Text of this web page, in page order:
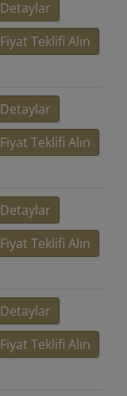
Detaylar
Fiyat Teklifi Alın
Detaylar
Fiyat Teklifi Alın
Detaylar
Fiyat Teklifi Alın
Detaylar
Fiyat Teklifi Alın